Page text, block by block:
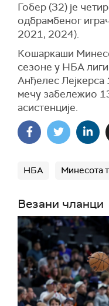
Гобер (32) је
одбрамбеног
2021, 2024).
Кошаркаши
сезоне у НБА
Анђелес
мечу забележио
асистенције.
НБА Минесота
Везани чланци